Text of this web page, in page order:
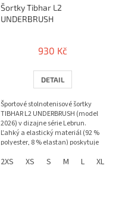
Šortky Tibhar L2
UNDERBRUSH
930 Kč
DETAIL
Športové stolnotenisové šortky
TIBHAR L2 UNDERBRUSH (model
2026) v dizajne série Lebrun.
Ľahký a elastický materiál (92 %
polyester, 8 % elastan) poskytuje
2XS XS S M L XL